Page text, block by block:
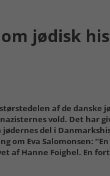
jødisk
af de danske
vold. Det har
del i
Eva Salomonsen: ”En
af Hanne Foighel. En